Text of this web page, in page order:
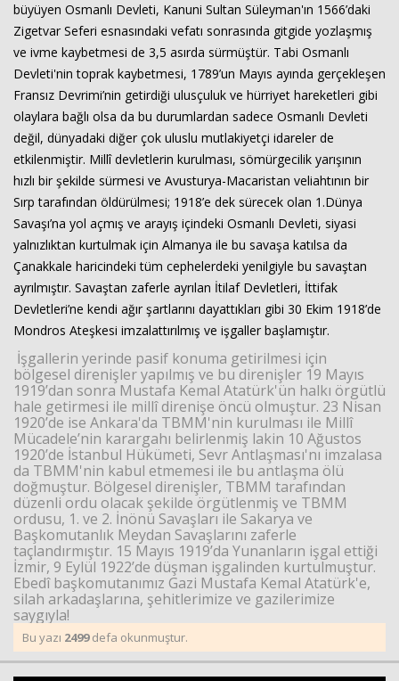
büyüyen Osmanlı Devleti, Kanuni Sultan Süleyman'ın 1566’daki
Zigetvar Seferi esnasındaki vefatı sonrasında gitgide yozlaşmış
ve ivme kaybetmesi de 3,5 asırda sürmüştür. Tabi Osmanlı
Devleti'nin toprak kaybetmesi, 1789’un Mayıs ayında gerçekleşen
Fransız Devrimi’nin getirdiği ulusçuluk ve hürriyet hareketleri gibi
olaylara bağlı olsa da bu durumlardan sadece Osmanlı Devleti
değil, dünyadaki diğer çok uluslu mutlakiyetçi idareler de
etkilenmiştir. Millî devletlerin kurulması, sömürgecilik yarışının
hızlı bir şekilde sürmesi ve Avusturya-Macaristan veliahtının bir
Sırp tarafından öldürülmesi; 1918’e dek sürecek olan 1.Dünya
Savaşı’na yol açmış ve arayış içindeki Osmanlı Devleti, siyasi
yalnızlıktan kurtulmak için Almanya ile bu savaşa katılsa da
Çanakkale haricindeki tüm cephelerdeki yenilgiyle bu savaştan
ayrılmıştır. Savaştan zaferle ayrılan İtilaf Devletleri, İttifak
Devletleri’ne kendi ağır şartlarını dayattıkları gibi 30 Ekim 1918’de
Mondros Ateşkesi imzalattırılmış ve işgaller başlamıştır.
İşgallerin yerinde pasif konuma getirilmesi için
bölgesel direnişler yapılmış ve bu direnişler 19 Mayıs
1919’dan sonra Mustafa Kemal Atatürk'ün halkı örgütlü
hale getirmesi ile millî direnişe öncü olmuştur. 23 Nisan
1920’de ise Ankara'da TBMM'nin kurulması ile Millî
Mücadele’nin karargahı belirlenmiş lakin 10 Ağustos
1920’de İstanbul Hükümeti, Sevr Antlaşması'nı imzalasa
da TBMM'nin kabul etmemesi ile bu antlaşma ölü
doğmuştur. Bölgesel direnişler, TBMM tarafından
düzenli ordu olacak şekilde örgütlenmiş ve TBMM
ordusu, 1. ve 2. İnönü Savaşları ile Sakarya ve
Başkomutanlık Meydan Savaşlarını zaferle
taçlandırmıştır. 15 Mayıs 1919’da Yunanların işgal ettiği
İzmir, 9 Eylül 1922’de düşman işgalinden kurtulmuştur.
Ebedî başkomutanımız Gazi Mustafa Kemal Atatürk'e,
silah arkadaşlarına, şehitlerimize ve gazilerimize
saygıyla!
Bu yazı 2499defa okunmuştur.